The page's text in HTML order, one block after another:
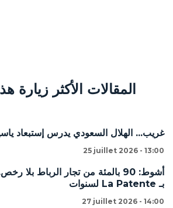
المقالات الأكثر زيارة
غريب... الهلال السعودي يدرس إستبعاد
25 juillet 2026 - 13:00
أشوط: 90 بالمئة من تجار الرباط بلا
بـ La Patente لسنوات
27 juillet 2026 - 14:00